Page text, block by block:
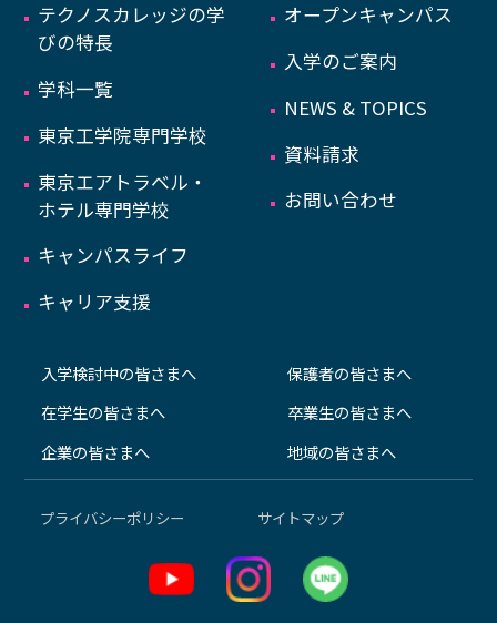
テクノスカレッジの学
びの特長
学科一覧
東京工学院専門学校
東京エアトラベル・
ホテル専門学校
キャンパスライフ
キャリア支援
オープンキャンパス
入学のご案内
NEWS & TOPICS
資料請求
お問い合わせ
入学検討中の皆さまへ
在学生の皆さまへ
企業の皆さまへ
保護者の皆さまへ
卒業生の皆さまへ
地域の皆さまへ
プライバシーポリシー サイトマップ